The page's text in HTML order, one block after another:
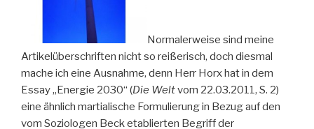
Normalerweise sind meine
Artikelüberschriften nicht so reißerisch, doch diesmal
mache ich eine Ausnahme, denn Herr Horx hat in dem
Essay „Energie 2030“ (Die Weltvom 22.03.2011, S. 2)
eine ähnlich martialische Formulierung in Bezug auf den
vom Soziologen Beck etablierten Begriff der